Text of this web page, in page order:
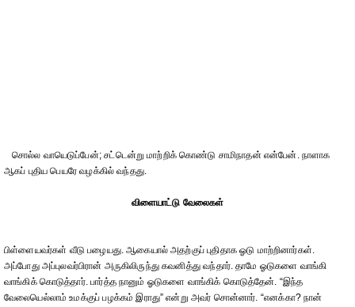
சொல்ல வாயெடுப்பேன்; சட்டென்று மாற்றிக் கொண்டு சாமிநாதன் என்பேன். நாளாக
ஆகப் புதிய பெயரே வழக்கில் வந்தது.
விளையாட்டு வேலைகள்
பிள்ளையவர்கள் வீடு பழையது. ஆகையால் அதற்குப் புதிதாக ஓடு மாற்றினார்கள்.
அப்போது அப்புலவர்பிரான் அருகிலிருந்து கவனித்து வந்தார். தாமே ஓடுகளை வாங்கி
வாங்கிக் கொடுத்தார். பார்த்த நானும் ஓடுகளை வாங்கிக் கொடுத்தேன். “இந்த
வேலையெல்லாம் உமக்குப் பழக்கம் இராது” என்று அவர் சொன்னார். “எனக்கா? நான்